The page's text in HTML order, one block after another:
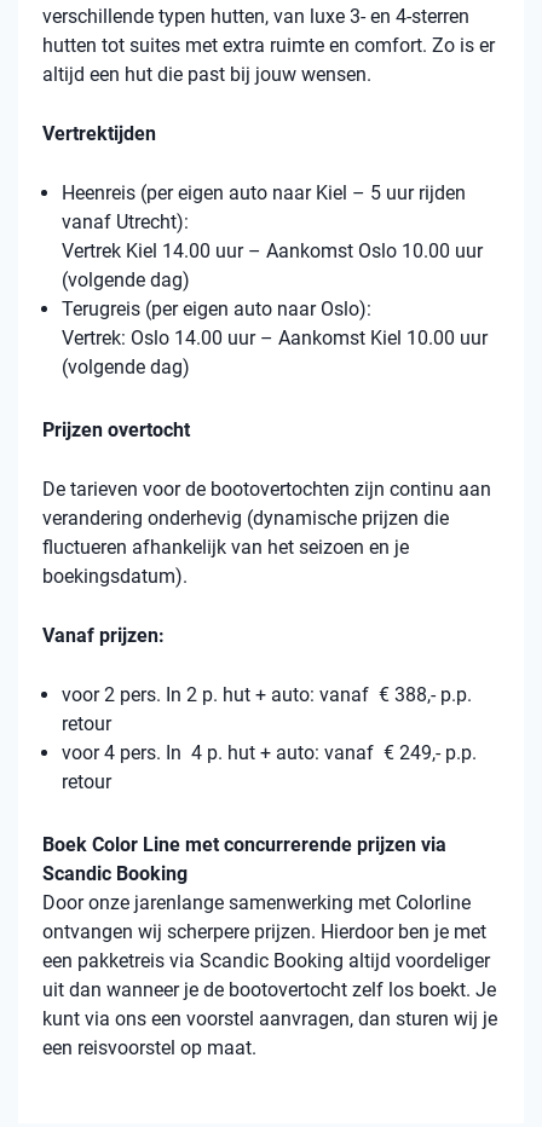
verschillende typen hutten, van luxe 3- en 4-sterren
hutten tot suites met extra ruimte en comfort. Zo is er
altijd een hut die past bij jouw wensen.
Vertrektijden
Heenreis (per eigen auto naar Kiel – 5 uur rijden
vanaf Utrecht):
Vertrek Kiel 14.00 uur – Aankomst Oslo 10.00 uur
(volgende dag)
Terugreis (per eigen auto naar Oslo):
Vertrek: Oslo 14.00 uur – Aankomst Kiel 10.00 uur
(volgende dag)
Prijzen overtocht
De tarieven voor de bootovertochten zijn continu aan
verandering onderhevig (dynamische prijzen die
fluctueren afhankelijk van het seizoen en je
boekingsdatum).
Vanaf prijzen:
voor 2 pers. In 2 p. hut + auto: vanaf € 388,- p.p.
retour
voor 4 pers. In 4 p. hut + auto: vanaf € 249,- p.p.
retour
Boek Color Line met concurrerende prijzen via
Scandic Booking
Door onze jarenlange samenwerking met Colorline
ontvangen wij scherpere prijzen. Hierdoor ben je met
een pakketreis via Scandic Booking altijd voordeliger
uit dan wanneer je de bootovertocht zelf los boekt. Je
kunt via ons een voorstel aanvragen, dan sturen wij je
een reisvoorstel op maat.